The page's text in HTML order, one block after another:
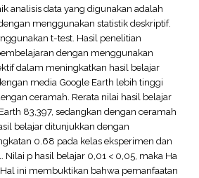
analisis data yang digunakan adalah
menggunakan statistik deskriptif.
t-test. Hasil penelitian
dengan menggunakan
dalam meningkatkan hasil belajar
media Google Earth lebih tinggi
ceramah. Rerata nilai hasil belajar
83,397, sedangkan dengan ceramah
belajar ditunjukkan dengan
0.68 pada kelas eksperimen dan
Nilai p hasil belajar 0,01 < 0,05, maka Ha
ini membuktikan bahwa pemanfaatan